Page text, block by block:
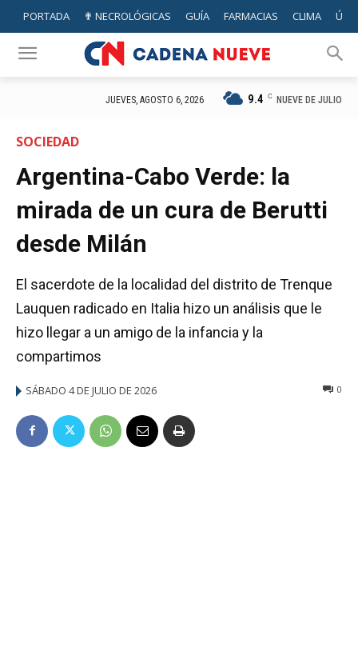
PORTADA ✟ NECROLÓGICAS GUÍA FARMACIAS CLIMA
JUEVES, AGOSTO 6, 2026 9.4 C NUEVE DE JULIO
SOCIEDAD
Argentina-Cabo Verde: la
mirada de un cura de Berutti
desde Milán
El sacerdote de la localidad del distrito de Trenque
Lauquen radicado en Italia hizo un análisis que le
hizo llegar a un amigo de la infancia y la
compartimos
SÁBADO 4 DE JULIO DE 2026 0